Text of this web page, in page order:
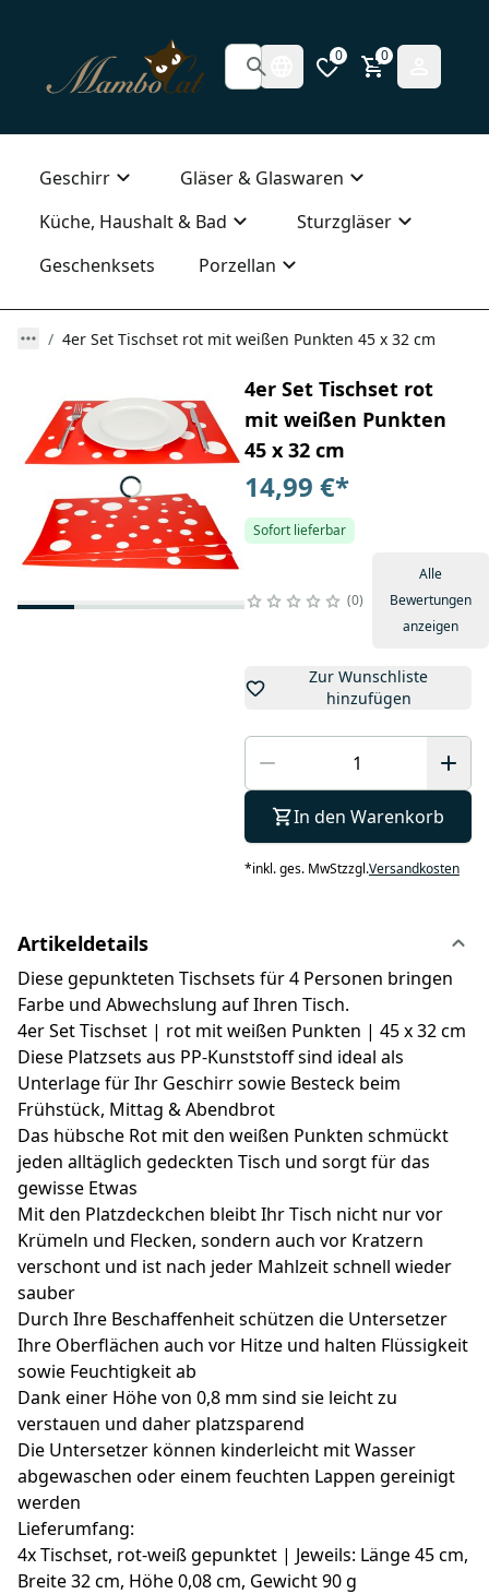
0 0
Geschirr
Gläser & Glaswaren
Küche, Haushalt & Bad
Sturzgläser
Geschenksets
Porzellan
4er Set Tischset rot mit weißen Punkten 45 x 32 cm
4er Set Tischset rot
mit weißen Punkten
45 x 32 cm
14,99 €*
Sofort lieferbar
0
Alle
Bewertungen
anzeigen
Zur Wunschliste
hinzufügen
In den Warenkorb
*inkl. ges. MwStzzgl.Versandkosten
Artikeldetails
Diese gepunkteten Tischsets für 4 Personen bringen
Farbe und Abwechslung auf Ihren Tisch.
4er Set Tischset | rot mit weißen Punkten | 45 x 32 cm
Diese Platzsets aus PP-Kunststoff sind ideal als
Unterlage für Ihr Geschirr sowie Besteck beim
Frühstück, Mittag & Abendbrot
Das hübsche Rot mit den weißen Punkten schmückt
jeden alltäglich gedeckten Tisch und sorgt für das
gewisse Etwas
Mit den Platzdeckchen bleibt Ihr Tisch nicht nur vor
Krümeln und Flecken, sondern auch vor Kratzern
verschont und ist nach jeder Mahlzeit schnell wieder
sauber
Durch Ihre Beschaffenheit schützen die Untersetzer
Ihre Oberflächen auch vor Hitze und halten Flüssigkeit
sowie Feuchtigkeit ab
Dank einer Höhe von 0,8 mm sind sie leicht zu
verstauen und daher platzsparend
Die Untersetzer können kinderleicht mit Wasser
abgewaschen oder einem feuchten Lappen gereinigt
werden
Lieferumfang:
4x Tischset, rot-weiß gepunktet | Jeweils: Länge 45 cm,
Breite 32 cm, Höhe 0,08 cm, Gewicht 90 g